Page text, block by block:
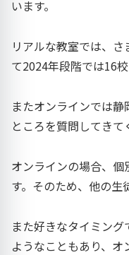
います。
リアルな教室では、
て2024年段階では16
またオンラインでは
ところを質問してきて
オンラインの場合、
す。そのため、他の生
また好きなタイミン
ようなこともあり、